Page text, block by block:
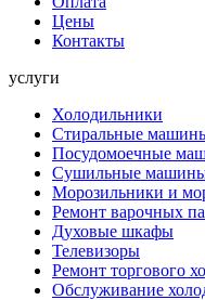
Цены
Контакты
услуги
Холодильники
Стиральные
Посудомоечные
Сушильные
Морозильники и
Ремонт варочных
Духовые шкафы
Телевизоры
Ремонт торгового
Обслуживание